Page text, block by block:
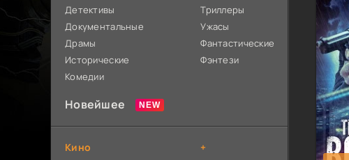
Детективы
Документальные
Драмы
Исторические
Комедии
Триллеры
Ужасы
Фантастические
Фэнтези
Новейшее
Кино +